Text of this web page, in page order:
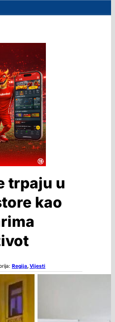
trpaju u
kao
Regija,Vijesti